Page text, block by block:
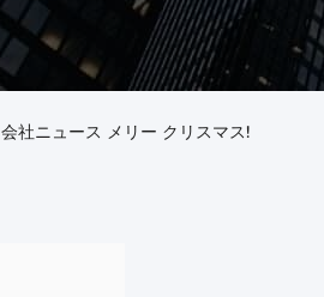
会社ニュース メリー クリスマス!